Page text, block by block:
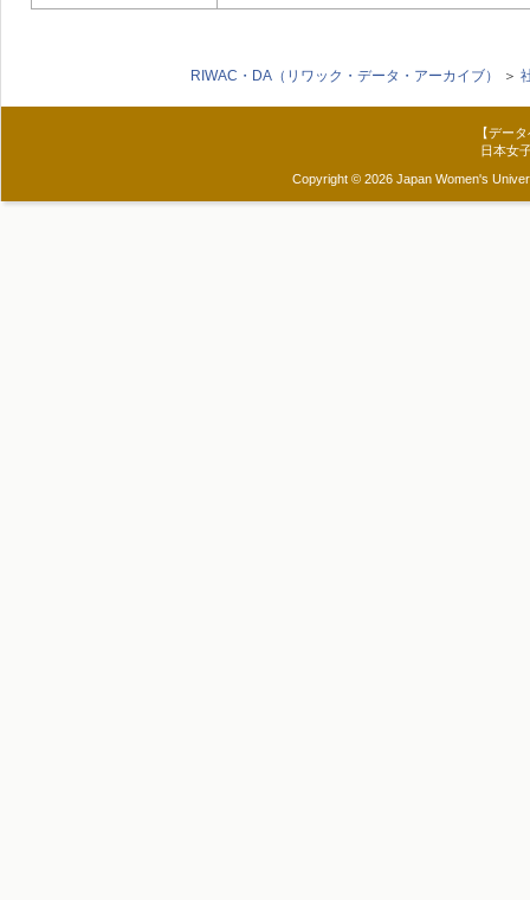
RIWAC・DA（リワック・データ・アーカイブ） ＞
【デー
日本女
Copyright © 2026 Japan Women's